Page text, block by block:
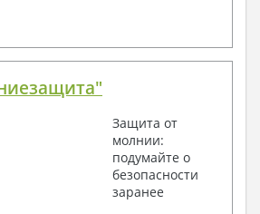
Защита от
молнии:
подумайте о
безопасности
заранее